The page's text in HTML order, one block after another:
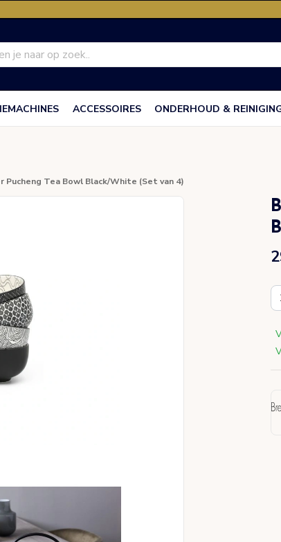
ACCESSOIRES ONDERHOUD &
Pucheng Tea Bowl Black/White (Set van 4)